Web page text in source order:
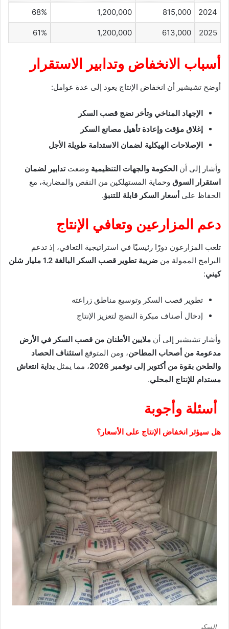
2024
815,000
1,200,000
68%
2025
613,000
1,200,000
61%
أسباب الانخفاض وتدابير الاستقرار
أوضح تشيشير أن انخفاض الإنتاج يعود إلى عدة عوامل:
الإجهاد المناخي وتأخر نضج قصب السكر
إغلاق مؤقت وإعادة تأهيل مصانع السكر
الإصلاحات الهيكلية لضمان الاستدامة طويلة الأجل
وأشار إلى أن الحكومة والجهات التنظيمية وضعتتدابير لضمان
استقرار السوق وحماية المستهلكين من النقص والمضاربة، مع
الحفاظ على أسعار السكر قابلة للتنبؤ.
دعم المزارعين وتعافي الإنتاج
تلعب المزارعون دورًا رئيسيًا في استراتيجية التعافي، إذ تدعم
البرامج الممولة من
ضريبة تطوير قصب السكر البالغة 1.2 مليار شلن
كيني:
تطوير قصب السكر وتوسيع مناطق زراعته
إدخال أصناف مبكرة النضج لتعزيز الإنتاج
وأشار تشيشير إلى أن ملايين الأطنان من قصب السكر في الأرض
مدعومة من أصحاب المطاحن، ومن المتوقع استئناف الحصاد
والطحن بقوة من أكتوبر إلى نوفمبر 2026
، مما يمثل بداية انتعاش
مستدام للإنتاج المحلي.
أسئلة وأجوبة
هل سيؤثر انخفاض الإنتاج على الأسعار؟
السكر